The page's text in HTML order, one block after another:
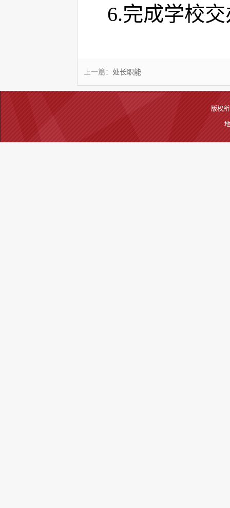
6.完成学校
上一篇： 处长职能
版权